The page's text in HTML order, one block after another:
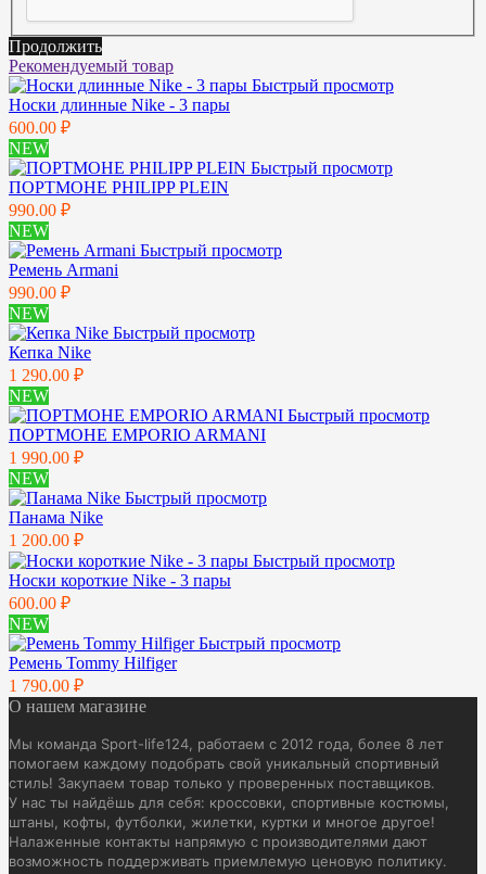
Продолжить
Рекомендуемый товар
Быстрый просмотр
Носки длинные Nike - 3 пары
600.00 ₽
NEW
Быстрый просмотр
ПОРТМОНЕ PHILIPP PLEIN
990.00 ₽
NEW
Быстрый просмотр
Ремень Armani
990.00 ₽
NEW
Быстрый просмотр
Кепка Nike
1 290.00 ₽
NEW
Быстрый просмотр
ПОРТМОНЕ EMPORIO ARMANI
1 990.00 ₽
NEW
Быстрый просмотр
Панама Nike
1 200.00 ₽
Быстрый просмотр
Носки короткие Nike - 3 пары
600.00 ₽
NEW
Быстрый просмотр
Ремень Tommy Hilfiger
1 790.00 ₽
О нашем магазине
Мы команда Sport-life124, работаем с 2012 года, более 8 лет
помогаем каждому подобрать свой уникальный спортивный
стиль! Закупаем товар только у проверенных поставщиков.
У нас ты найдёшь для себя: кроссовки, спортивные костюмы,
штаны, кофты, футболки, жилетки, куртки и многое другое!
Налаженные контакты напрямую с производителями дают
возможность поддерживать приемлемую ценовую политику.